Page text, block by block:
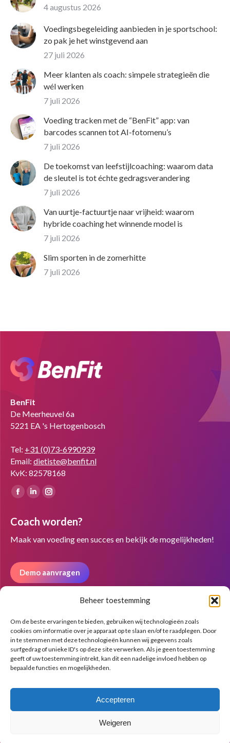
Beheer toestemming
Om de beste ervaringen te bieden, gebruiken wij technologieën zoals
cookies om informatie over je apparaat op te slaan en/of te raadplegen. Door
in te stemmen met deze technologieën kunnen wij gegevens zoals
surfgedrag of unieke ID's op deze site verwerken. Als je geen toestemming
geeft of uw toestemming intrekt, kan dit een nadelige invloed hebben op
bepaalde functies en mogelijkheden.
Accepteren
Weigeren
4 augustus 2026
Voedingsbegeleiding aanbieden in je sportschool:
zo pak je het winstgevend aan
27 juli 2026
Meer klanten als coach: simpele strategieën die
wél werken
7 juli 2026
Voeding tracken met de “BenFit” app: van
barcodes scannen tot AI-fotomenu’s
7 juli 2026
De toekomst van leefstijlcoaching: waarom data
de sleutel is tot échte gedragsverandering
7 juli 2026
Van uurtje-factuurtje naar vrijheid: waarom
hybride coaching het winnende model is
7 juli 2026
Slim sporten in de zomerhitte
7 juli 2026
BenFit
De Meerheuvel 6a
5221 EA 's Hertogenbosch
Tel: +31 (0)73-6990939
Email: dietiste@benfit.nl
KvK: 82578168
Vind ons op:
Facebook
opens
in
window
Linkedin
opens
in
window
Instagram
opens
in
window
Coach worden?
Maak van voeding een succes en bekijk de mogelijkheden!
Demo aanvragen